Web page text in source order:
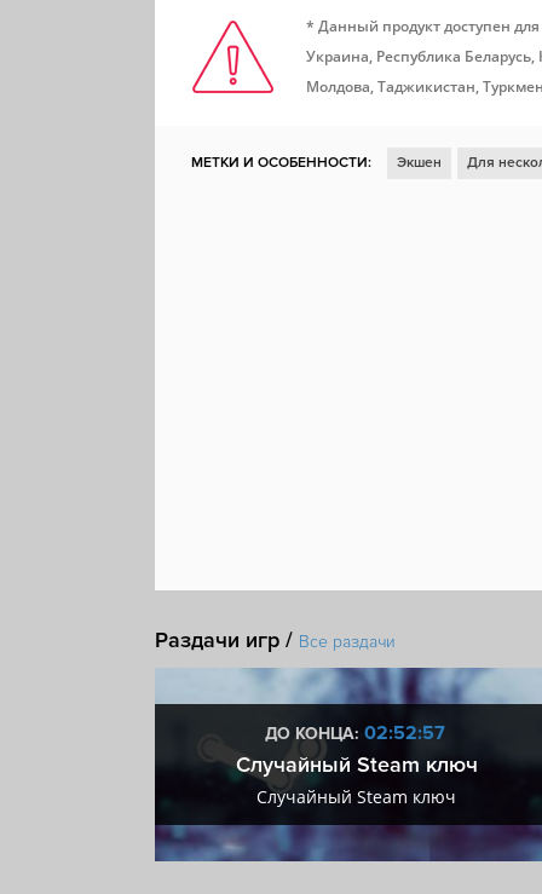
* Данный продукт доступен
Украина, Республика
Молдова, Таджикистан,
МЕТКИ И ОСОБЕННОСТИ: Экшен Для
Раздачи игр / Все раздачи
ДО КОНЦА: 02:52:56
Случайный Steam ключ
Случайный Steam ключ